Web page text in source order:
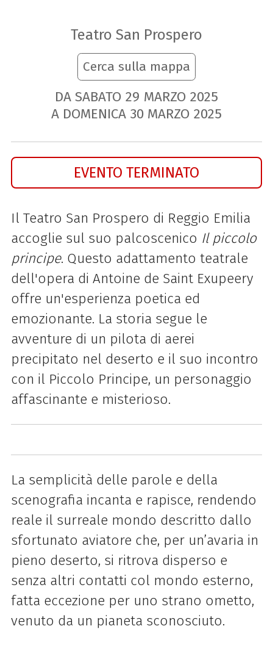
Teatro San Prospero
Cerca sulla mappa
DA SABATO 29 MARZO 2025
A DOMENICA 30 MARZO 2025
EVENTO TERMINATO
Il Teatro San Prospero di Reggio Emilia
accoglie sul suo palcoscenico Il piccolo
principe. Questo adattamento teatrale
dell'opera di Antoine de Saint Exupeery
offre un'esperienza poetica ed
emozionante. La storia segue le
avventure di un pilota di aerei
precipitato nel deserto e il suo incontro
con il Piccolo Principe, un personaggio
affascinante e misterioso.
La semplicità delle parole e della
scenografia incanta e rapisce, rendendo
reale il surreale mondo descritto dallo
sfortunato aviatore che, per un’avaria in
pieno deserto, si ritrova disperso e
senza altri contatti col mondo esterno,
fatta eccezione per uno strano ometto,
venuto da un pianeta sconosciuto.